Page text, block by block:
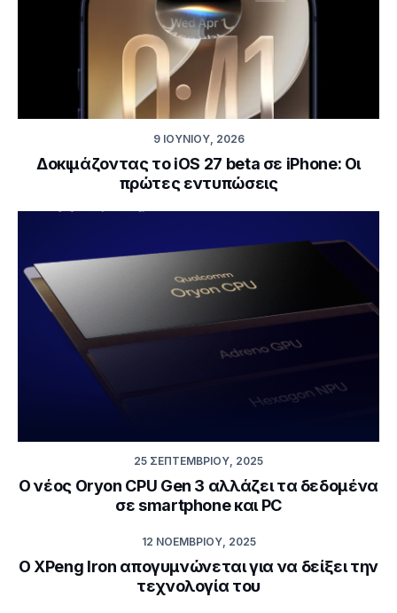
9 ΙΟΥΝΊΟΥ, 2026
Δοκιμάζοντας το iOS 27 beta σε iPhone: Οι
πρώτες εντυπώσεις
25 ΣΕΠΤΕΜΒΡΊΟΥ, 2025
Ο νέος Oryon CPU Gen 3 αλλάζει τα δεδομένα
σε smartphone και PC
12 ΝΟΕΜΒΡΊΟΥ, 2025
Ο XPeng Iron απογυμνώνεται για να δείξει την
τεχνολογία του